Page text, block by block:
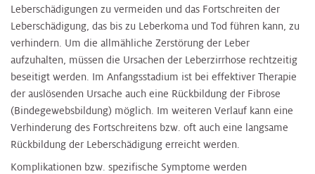
Leberschädigungen zu vermeiden und das Fortschreiten der
Leberschädigung, das bis zu Leberkoma und Tod führen kann, zu
verhindern. Um die allmähliche Zerstörung der Leber
aufzuhalten, müssen die Ursachen der Leberzirrhose rechtzeitig
beseitigt werden. Im Anfangsstadium ist bei effektiver Therapie
der auslösenden Ursache auch eine Rückbildung der Fibrose
(Bindegewebsbildung) möglich. Im weiteren Verlauf kann eine
Verhinderung des Fortschreitens bzw. oft auch eine langsame
Rückbildung der Leberschädigung erreicht werden.
Komplikationen bzw. spezifische Symptome werden